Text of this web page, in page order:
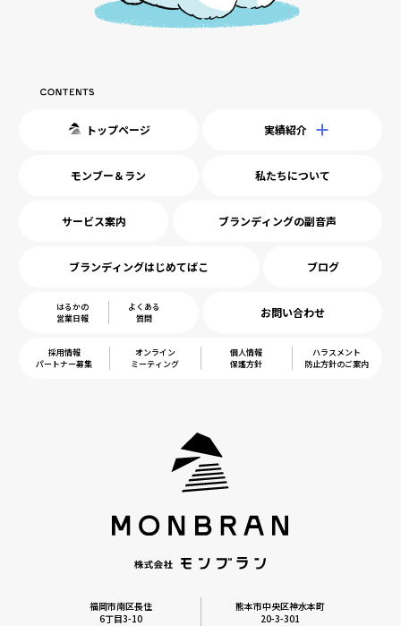
トップページ 実績紹介
モンブー＆ラン 私たちについて
サービス案内 ブランディングの副音声
ブランディングはじめてばこ ブログ
はるかの
営業日報
よくある
質問
お問い合わせ
採用情報
パートナー募集
オンライン
ミーティング
個人情報
保護方針
ハラスメント
防止方針のご案内
福岡市南区長住
6丁目3-10
熊本市中央区神水本町
20-3-301